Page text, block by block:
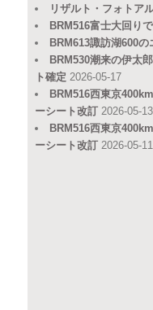
リザルト・フォトア
BRM516富士大回り
BRM613諏訪湖600
BRM530潮来の伊太
ト確定 2026-05-17
BRM516西東京
ーシート改訂 2026-05-13
BRM516西東京
ーシート改訂 2026-05-11